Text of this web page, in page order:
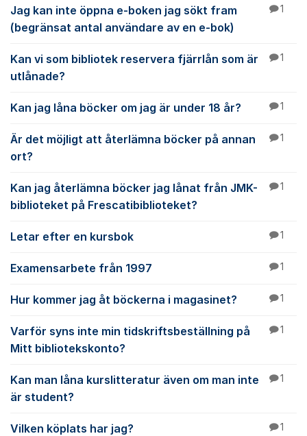
Jag kan inte öppna e-boken jag sökt fram
(begränsat antal användare av en e-bok)
1
Kan vi som bibliotek reservera fjärrlån som är
utlånade?
1
Kan jag låna böcker om jag är under 18 år? 1
Är det möjligt att återlämna böcker på annan
ort?
1
Kan jag återlämna böcker jag lånat från JMK-
biblioteket på Frescatibiblioteket?
1
Letar efter en kursbok 1
Examensarbete från 1997 1
Hur kommer jag åt böckerna i magasinet? 1
Varför syns inte min tidskriftsbeställning på
Mitt bibliotekskonto?
1
Kan man låna kurslitteratur även om man inte
är student?
1
Vilken köplats har jag? 1